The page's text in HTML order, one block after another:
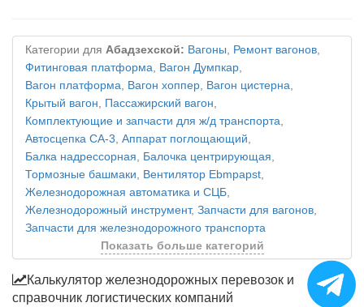
Категории для Абадзехской: Вагоны, Ремонт вагонов,
Фитинговая платформа, Вагон Думпкар,
Вагон платформа, Вагон хоппер, Вагон цистерна,
Крытый вагон, Пассажирский вагон,
Комплектующие и запчасти для ж/д транспорта,
Автосцепка СА-3, Аппарат поглощающий,
Балка надрессорная, Балочка центрирующая,
Тормозные башмаки, Вентилятор Ebmpapst,
Железнодорожная автоматика и СЦБ,
Железнодорожный инструмент, Запчасти для вагонов,
Запчасти для железнодорожного транспорта
Показать больше категорий
Калькулятор железнодорожных перевозок и
справочник логистических компаний